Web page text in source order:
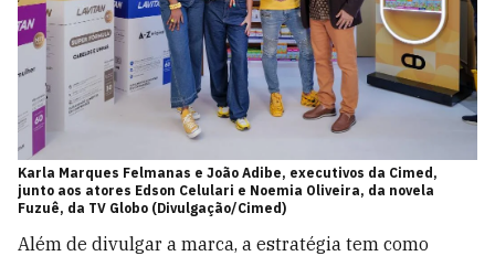
Karla Marques Felmanas e João Adibe, executivos da Cimed,
junto aos atores Edson Celulari e Noemia Oliveira, da novela
Fuzuê, da TV Globo (Divulgação/Cimed)
Além de divulgar a marca, a estratégia tem como